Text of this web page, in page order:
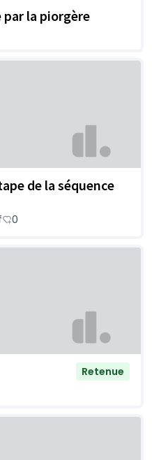
la piorgère
de la séquence
0
Retenue